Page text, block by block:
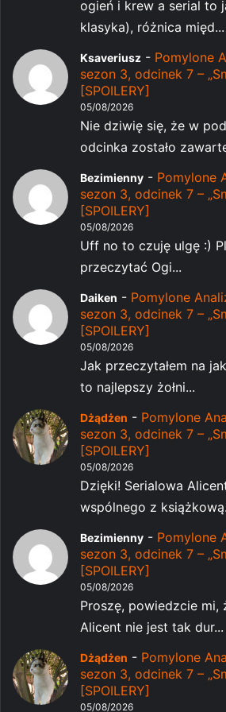
ogień i krew a serial to
klasyka), różnica międ...
Ksaveriusz - Pomylone
sezon 3, odcinek 7 –
[SPOILERY]
05/08/2026
Nie dziwię się, że w
odcinka zostało
Bezimienny - Pomylone
sezon 3, odcinek 7 –
[SPOILERY]
05/08/2026
Uff no to czuję ulgę :)
przeczytać Ogi...
Daiken - Pomylone
sezon 3, odcinek 7 –
[SPOILERY]
05/08/2026
Jak przeczytałem na
to najlepszy żołni...
Dżądżen - Pomylone
sezon 3, odcinek 7 –
[SPOILERY]
05/08/2026
Dzięki! Serialowa
wspólnego z
Bezimienny - Pomylone
sezon 3, odcinek 7 –
[SPOILERY]
05/08/2026
Proszę, powiedzcie mi,
Alicent nie jest tak dur...
Dżądżen - Pomylone
sezon 3, odcinek 7 –
[SPOILERY]
05/08/2026